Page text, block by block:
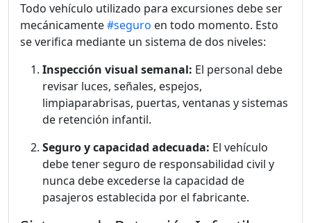
Todo vehículo utilizado para excursiones debe ser
mecánicamente#seguro en todo momento. Esto
se verifica mediante un sistema de dos niveles:
Inspección visual semanal: El personal debe
revisar luces, señales, espejos,
limpiaparabrisas, puertas, ventanas y sistemas
de retención infantil.
Seguro y capacidad adecuada: El vehículo
debe tener seguro de responsabilidad civil y
nunca debe excederse la capacidad de
pasajeros establecida por el fabricante.